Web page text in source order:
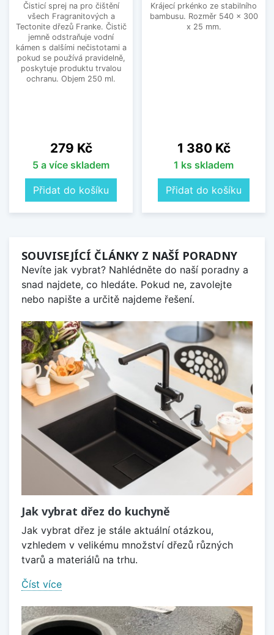
Čisticí sprej na pro čištění
všech Fragranitových a
Tectonite dřezů Franke. Čistič
jemně odstraňuje vodní
kámen s dalšími nečistotami a
pokud se používá pravidelně,
poskytuje produktu trvalou
ochranu. Objem 250 ml.
Cena
279 Kč
5 a více skladem
Přidat do košíku
Krájecí prkénko ze stabilního
bambusu. Rozměr 540 x 300
x 25 mm.
Cena
1 380 Kč
1 ks skladem
Přidat do košíku
SOUVISEJÍCÍ ČLÁNKY Z NAŠÍ PORADNY
Nevíte jak vybrat? Nahlédněte do naší poradny a
snad najdete, co hledáte. Pokud ne, zavolejte
nebo napište a určitě najdeme řešení.
Jak vybrat dřez do kuchyně
Jak vybrat dřez je stále aktuální otázkou,
vzhledem v velikému množství dřezů různých
tvarů a materiálů na trhu.
Číst více